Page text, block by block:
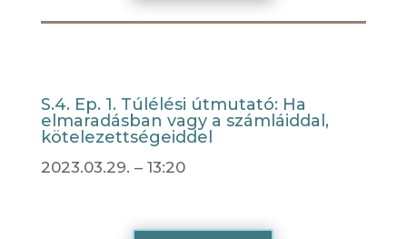
S.4. Ep. 1. Túlélési útmutató: Ha
elmaradásban vagy a számláiddal,
kötelezettségeiddel
2023.03.29. – 13:20